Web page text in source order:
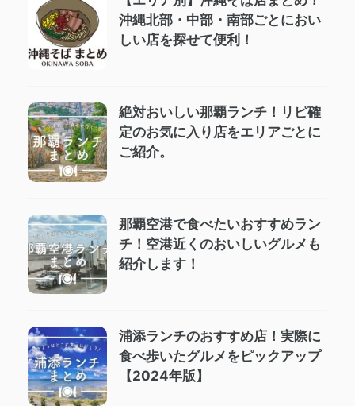
沖縄北部・中部・南部ごとにおい
しい店を探せて便利！
絶対おいしい那覇ランチ！リピ確
定のお気に入り店をエリアごとに
ご紹介。
那覇空港で食べたいおすすめラン
チ！空港近くのおいしいグルメも
紹介します！
浦添ランチのおすすめ店！実際に
食べ歩いたグルメをピックアップ
【2024年版】